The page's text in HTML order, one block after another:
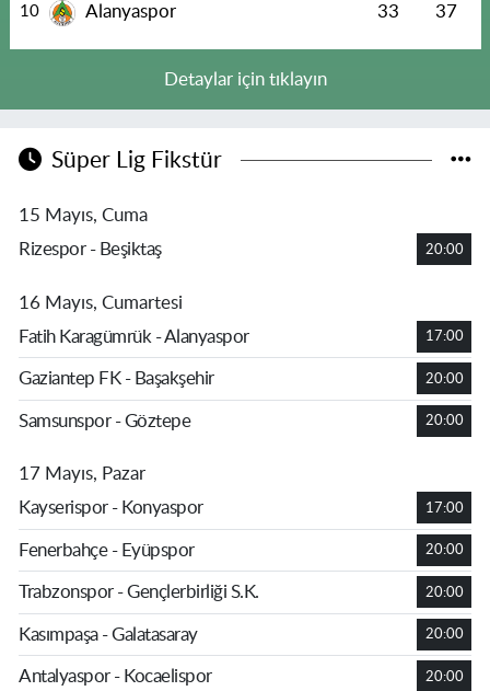
10 Alanyaspor 33 37
Detaylar için tıklayın
Süper Lig Fikstür
15 Mayıs, Cuma
Rizespor - Beşiktaş
20:00
16 Mayıs, Cumartesi
Fatih Karagümrük - Alanyaspor
17:00
Gaziantep FK - Başakşehir 20:00
Samsunspor - Göztepe 20:00
17 Mayıs, Pazar
Kayserispor - Konyaspor
17:00
Fenerbahçe - Eyüpspor 20:00
Trabzonspor - Gençlerbirliği S.K. 20:00
Kasımpaşa - Galatasaray 20:00
Antalyaspor - Kocaelispor 20:00